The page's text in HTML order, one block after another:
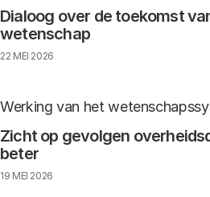
Dialoog over de toekomst
wetenschap
22 MEI 2026
Zicht op gevolgen
beter
Werking van het
19 MEI 2026